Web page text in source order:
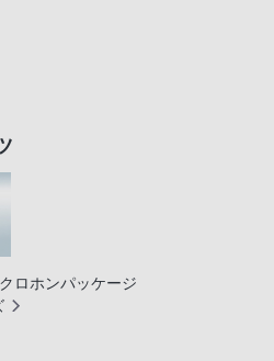
ロホンパッケージ